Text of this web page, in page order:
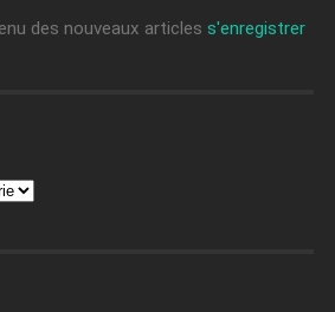
des nouveaux articles s'enregistrer